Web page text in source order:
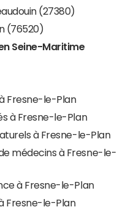
(27380)
(76520)
Seine-Maritime
à Fresne-le-Plan
à Fresne-le-Plan
à Fresne-le-Plan
médecins à Fresne-le-
à Fresne-le-Plan
Fresne-le-Plan